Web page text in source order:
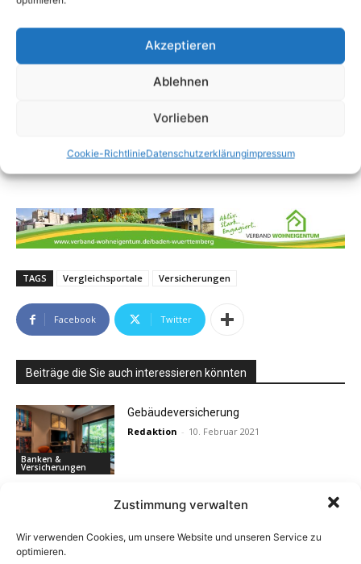
Akzeptieren
Ablehnen
Vorlieben
Cookie-RichtlinieDatenschutzerklärungimpressum